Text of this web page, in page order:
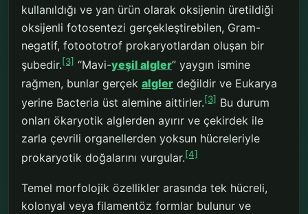
kullanıldığı ve yan ürün olarak oksijenin üretildiği
oksijenli fotosentezi gerçekleştirebilen, Gram-
negatif, fotoototrof prokaryotlardan oluşan bir
şubedir.[3] “Mavi-yeşil algler” yaygın ismine
rağmen, bunlar gerçek algler değildir ve Eukarya
yerine Bacteria üst alemine aittirler.[3] Bu durum
onları ökaryotik alglerden ayırır ve çekirdek ile
zarla çevrili organellerden yoksun hücreleriyle
prokaryotik doğalarını vurgular.[4]
Temel morfolojik özellikler arasında tek hücreli,
kolonyal veya filamentöz formlar bulunur ve